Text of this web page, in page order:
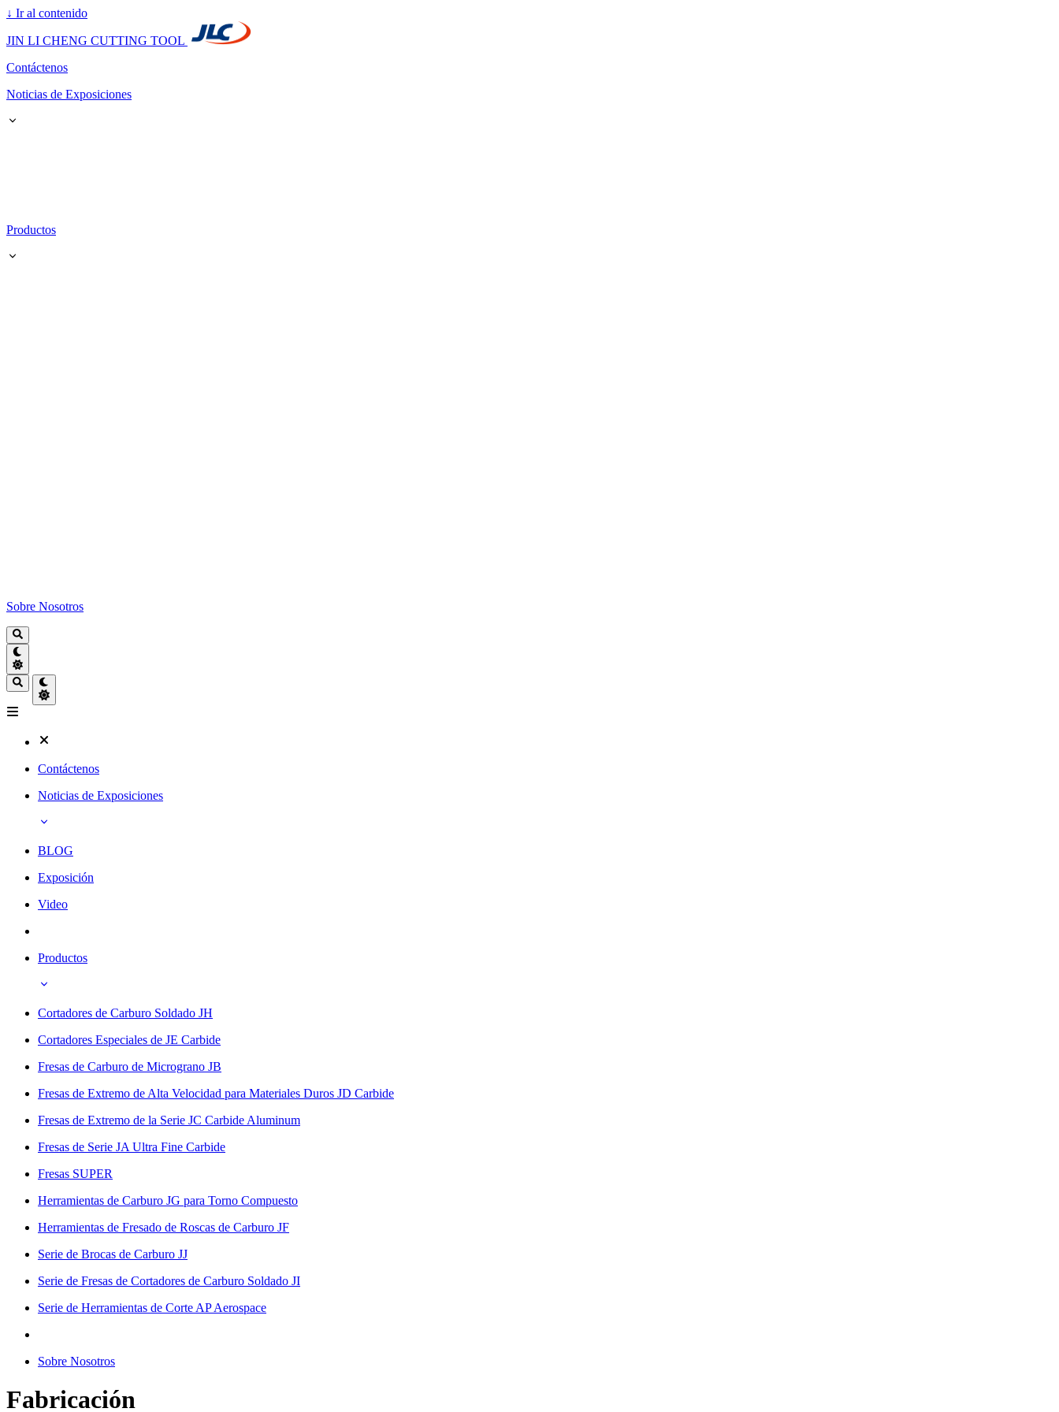
↓ Ir al contenido
JIN LI CHENG CUTTING TOOL
Contáctenos
Noticias de Exposiciones
Productos
Sobre Nosotros
Contáctenos
Noticias de Exposiciones
BLOG
Exposición
Video
Productos
Cortadores de Carburo Soldado JH
Cortadores Especiales de JE Carbide
Fresas de Carburo de Micrograno JB
Fresas de Extremo de Alta Velocidad para Materiales Duros JD Carbide
Fresas de Extremo de la Serie JC Carbide Aluminum
Fresas de Serie JA Ultra Fine Carbide
Fresas SUPER
Herramientas de Carburo JG para Torno Compuesto
Herramientas de Fresado de Roscas de Carburo JF
Serie de Brocas de Carburo JJ
Serie de Fresas de Cortadores de Carburo Soldado JI
Serie de Herramientas de Corte AP Aerospace
Sobre Nosotros
Fabricación